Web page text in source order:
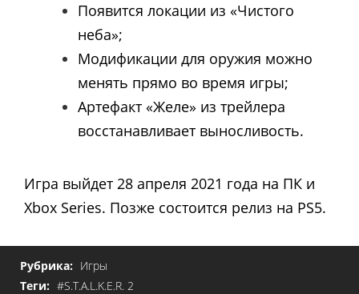
Появится локации из «Чистого
неба»;
Модификации для оружия можно
менять прямо во время игры;
Артефакт «Желе» из трейлера
восстанавливает выносливость.
Игра выйдет 28 апреля 2021 года на ПК и
Xbox Series. Позже состоится релиз на PS5.
Рубрика: Игры
Теги: #S.T.A.L.K.E.R. 2